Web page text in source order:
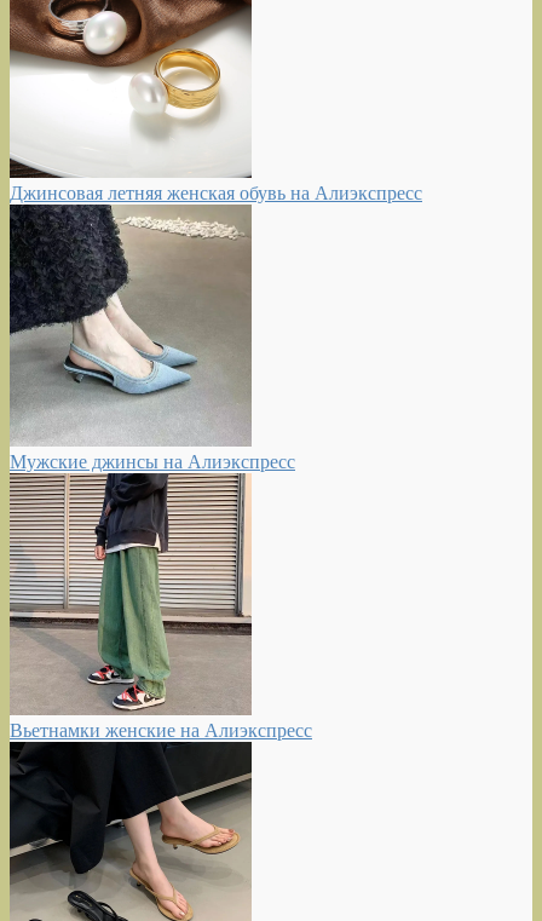
Джинсовая летняя женская обувь на Алиэкспресс
Мужские джинсы на Алиэкспресс
Вьетнамки женские на Алиэкспресс